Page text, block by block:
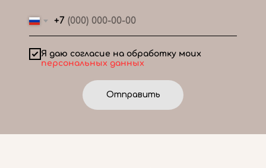
+7
Я даю согласие на обработку моих
персональных данных
Отправить